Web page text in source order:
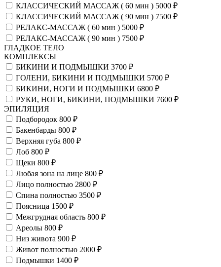
КЛАССИЧЕСКИЙ МАССАЖ ( 60 мин ) 5000 ₽
КЛАССИЧЕСКИЙ МАССАЖ ( 90 мин ) 7500 ₽
РЕЛАКС-МАССАЖ ( 60 мин ) 5000 ₽
РЕЛАКС-МАССАЖ ( 90 мин ) 7500 ₽
ГЛАДКОЕ ТЕЛО
КОМПЛЕКСЫ
БИКИНИ И ПОДМЫШКИ 3700 ₽
ГОЛЕНИ, БИКИНИ И ПОДМЫШКИ 5700 ₽
БИКИНИ, НОГИ И ПОДМЫШКИ 6800 ₽
РУКИ, НОГИ, БИКИНИ, ПОДМЫШКИ 7600 ₽
ЭПИЛЯЦИЯ
Подбородок 800 ₽
Бакенбарды 800 ₽
Верхняя губа 800 ₽
Лоб 800 ₽
Щеки 800 ₽
Любая зона на лице 800 ₽
Лицо полностью 2800 ₽
Спина полностью 3500 ₽
Поясница 1500 ₽
Межгрудная область 800 ₽
Ареолы 800 ₽
Низ живота 900 ₽
Живот полностью 2000 ₽
Подмышки 1400 ₽